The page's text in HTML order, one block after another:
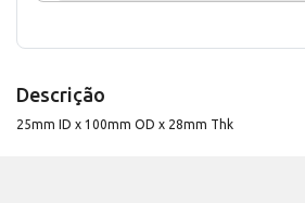
Descrição
25mm ID x 100mm OD x 28mm Thk